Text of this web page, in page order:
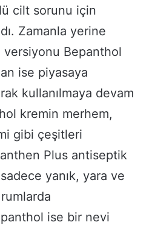
cilt sorunu için
Zamanla yerine
versiyonu Bepanthol
ise piyasaya
kullanılmaya devam
kremin merhem,
gibi çeşitleri
Plus antiseptik
yanık, yara ve
ise bir nevi